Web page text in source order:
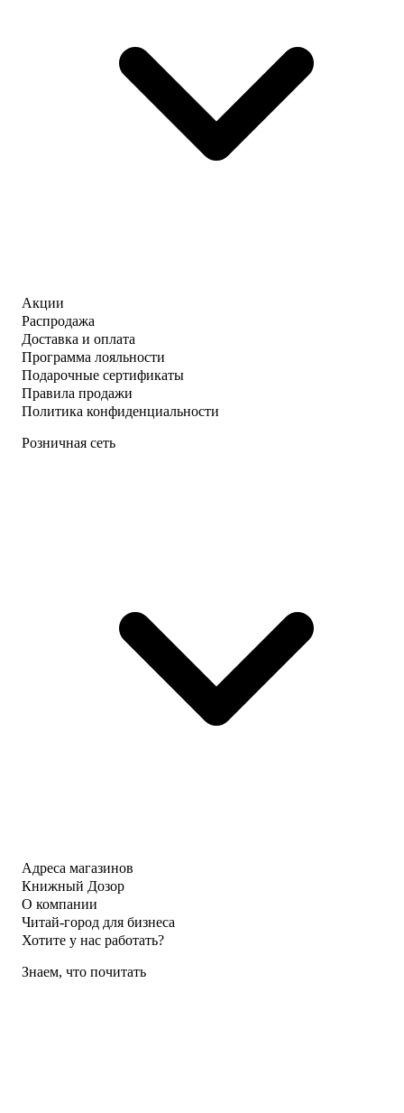
Акции
Распродажа
Доставка и оплата
Программа лояльности
Подарочные сертификаты
Правила продажи
Политика конфиденциальности
Розничная сеть
Адреса магазинов
Книжный Дозор
О компании
Читай-город для бизнеса
Хотите у нас работать?
Знаем, что почитать